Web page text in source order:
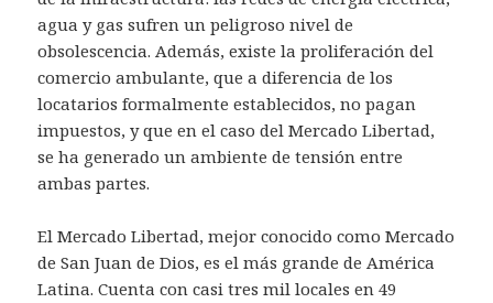
agua y gas sufren un peligroso nivel de
obsolescencia. Además, existe la proliferación del
comercio ambulante, que a diferencia de los
locatarios formalmente establecidos, no pagan
impuestos, y que en el caso del Mercado Libertad,
se ha generado un ambiente de tensión entre
ambas partes.
El Mercado Libertad, mejor conocido como Mercado
de San Juan de Dios, es el más grande de América
Latina. Cuenta con casi tres mil locales en 49